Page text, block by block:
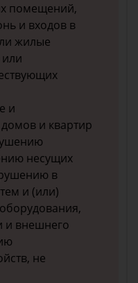
помещений,
и входов в
жилые
и
и квартир
несущих
в
и (или)
и внешнего
не